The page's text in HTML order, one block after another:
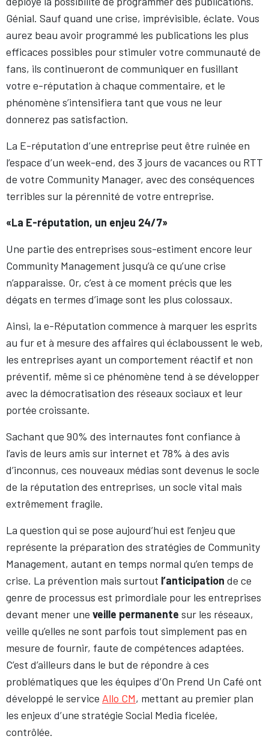
Génial. Sauf quand une crise, imprévisible, éclate. Vous
aurez beau avoir programmé les publications les plus
efficaces possibles pour stimuler votre communauté de
fans, ils continueront de communiquer en fusillant
votre e-réputation à chaque commentaire, et le
phénomène s’intensifiera tant que vous ne leur
donnerez pas satisfaction.
La E-réputation d’une entreprise peut être ruinée en
l’espace d’un week-end, des 3 jours de vacances ou RTT
de votre Community Manager, avec des conséquences
terribles sur la pérennité de votre entreprise.
«La E-réputation, un enjeu 24/7»
Une partie des entreprises sous-estiment encore leur
Community Management jusqu’à ce qu’une crise
n’apparaisse. Or, c’est à ce moment précis que les
dégats en termes d’image sont les plus colossaux.
Ainsi, la e-Réputation commence à marquer les esprits
au fur et à mesure des affaires qui éclaboussent le web,
les entreprises ayant un comportement réactif et non
préventif, même si ce phénomène tend à se développer
avec la démocratisation des réseaux sociaux et leur
portée croissante.
Sachant que 90% des internautes font confiance à
l’avis de leurs amis sur internet et 78% à des avis
d’inconnus, ces nouveaux médias sont devenus le socle
de la réputation des entreprises, un socle vital mais
extrêmement fragile.
La question qui se pose aujourd’hui est l’enjeu que
représente la préparation des stratégies de Community
Management, autant en temps normal qu’en temps de
crise. La prévention mais surtout l’anticipation de ce
genre de processus est primordiale pour les entreprises
devant mener une veille permanente sur les réseaux,
veille qu’elles ne sont parfois tout simplement pas en
mesure de fournir, faute de compétences adaptées.
C’est d’ailleurs dans le but de répondre à ces
problématiques que les équipes d’On Prend Un Café ont
développé le service Allo CM, mettant au premier plan
les enjeux d’une stratégie Social Media ficelée,
contrôlée.